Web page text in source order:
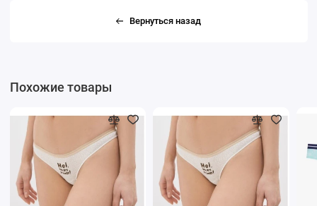
Вернуться назад
Похожие товары